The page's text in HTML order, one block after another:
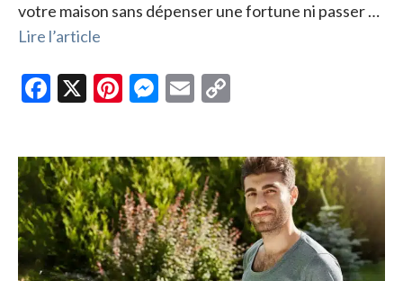
votre maison sans dépenser une fortune ni passer …
Lire l’article
F
b
o
o
k
X
Pi
es
t
M
n
g
er
E
l
y
Li
n
k